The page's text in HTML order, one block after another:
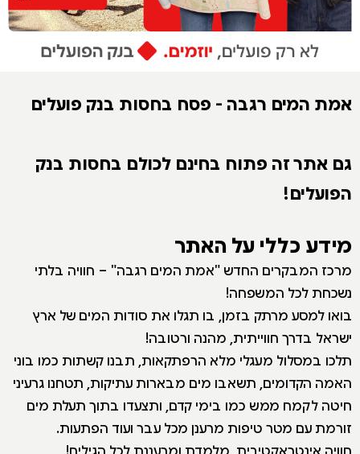
אמת המים רגבה - פסח בחסות בנק פועלים
גם אתר זה פתוח בחינם לכולם בחסות בנק
הפועלים!
מידע כללי על האתר
מרכז המבקרים החדש "אמת המים רגבה" – חוויה בלתי
נשכחת לכל המשפחה!
בואו למסע מרתק בזמן, בו תגלו את סודות המים של ארץ
ישראל בדרך חווייתית, מהנה ורטובה!
תלכו במסלול מעגלי מלא הרפתקאות, תבנו קשתות כמו בוני
האמה הקדומים, תשאבו מים מבארות עתיקות, תטחנו גרעיני
חיטה לקמח ממש כמו בימי קדם, ותצעדו בתוך תעלת מים
זורמת עם מטר טיפות מרענן מכל עבר ועוד הפתעות.
חוויה אינטראקטיבית, מלמדת ומרעננת לכל הגילים!